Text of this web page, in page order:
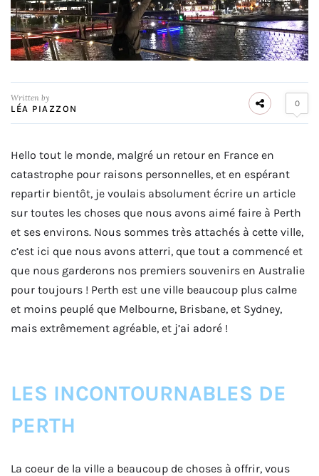
Written by
LÉA PIAZZON
0
Hello tout le monde, malgré un retour en France en
catastrophe pour raisons personnelles, et en espérant
repartir bientôt, je voulais absolument écrire un article
sur toutes les choses que nous avons aimé faire à Perth
et ses environs. Nous sommes très attachés à cette ville,
c’est ici que nous avons atterri, que tout a commencé et
que nous garderons nos premiers souvenirs en Australie
pour toujours ! Perth est une ville beaucoup plus calme
et moins peuplé que Melbourne, Brisbane, et Sydney,
mais extrêmement agréable, et j’ai adoré !
LES INCONTOURNABLES DE
PERTH
La coeur de la ville a beaucoup de choses à offrir, vous